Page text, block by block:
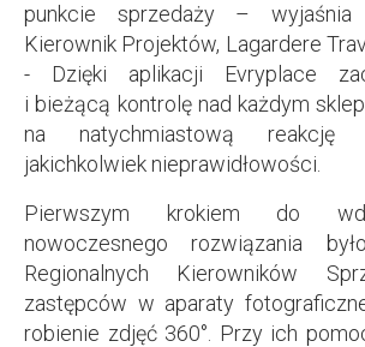
punkcie sprzedaży – wyjaśnia
Kierownik Projektów, Lagardere
- Dzięki aplikacji Evryplace
i bieżącą kontrolę nad każdym
na natychmiastową reakcję
jakichkolwiek nieprawidłowości.
Pierwszym krokiem do
nowoczesnego rozwiązania
Regionalnych Kierowników
zastępców w aparaty
robienie zdjęć 360°. Przy ich